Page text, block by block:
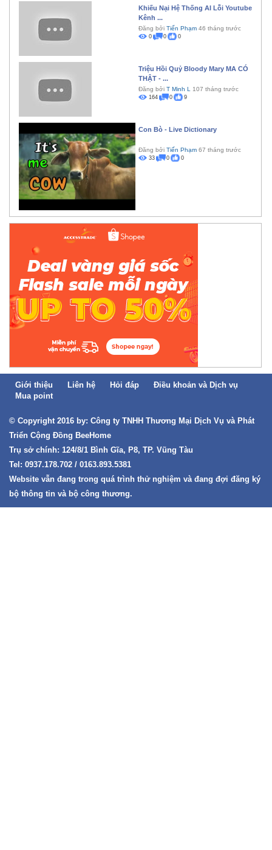
Khiếu Nại Hệ Thống AI Lỗi Youtube
Kênh ...
Đăng bởi Tiến Phạm 46 tháng trước
0 0 0
Triệu Hồi Quỷ Bloody Mary MA CÓ
THẬT - ...
Đăng bởi T Minh L 107 tháng trước
164 0 9
Con Bò - Live Dictionary
Đăng bởi Tiến Phạm 67 tháng trước
33 0 0
Giới thiệu Liên hệ Hỏi đáp
Điều khoản và Dịch vụ
Mua point
© Copyright 2016 by: Công ty TNHH Thương Mại Dịch Vụ và Phát
Triển Cộng Đồng BeeHome
Trụ sở chính: 124/8/1 Bình Gĩa, P8, TP. Vũng Tàu
Tel: 0937.178.702 / 0163.893.5381
Website vẫn đang trong quá trình thử nghiệm và đang đợi đăng ký
bộ thông tin và bộ công thương.